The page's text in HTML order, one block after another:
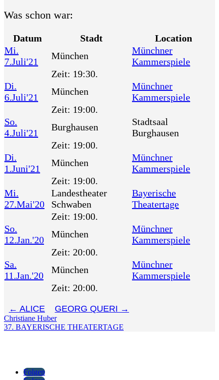
Was schon war:
Datum Stadt
Location
Mi.
7.Juli'21
München
Münchner
Kammerspiele
Zeit: 19:30.
Di.
6.Juli'21
München
Münchner
Kammerspiele
Zeit: 19:00.
So.
4.Juli'21
Burghausen
Stadtsaal
Burghausen
Zeit: 19:00.
Di.
1.Juni'21
München
Münchner
Kammerspiele
Zeit: 19:00.
Mi.
27.Mai'20
Landestheater
Schwaben
Bayerische
Theatertage
Zeit: 19:00.
So.
12.Jan.'20
München
Münchner
Kammerspiele
Zeit: 20:00.
Sa.
11.Jan.'20
München
Münchner
Kammerspiele
Zeit: 20:00.
← ALICE GEORG QUERI →
Christiane Huber
37. BAYERISCHE THEATERTAGE
Folgen